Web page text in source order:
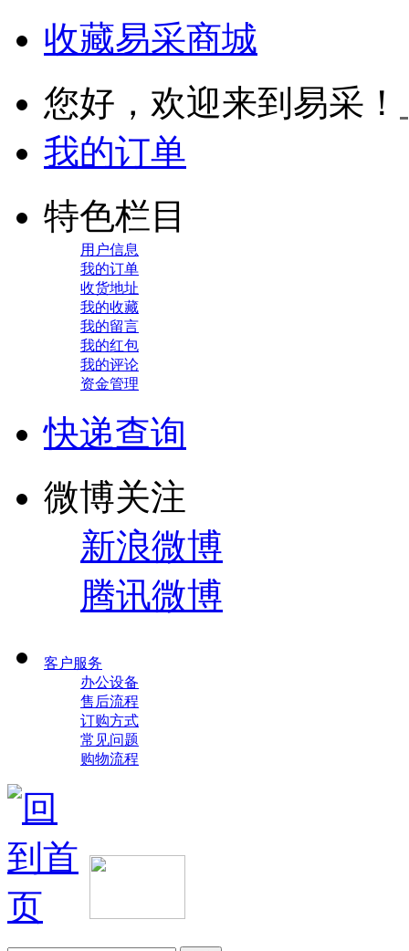
收藏易采商城
您好，欢迎来到易采！
我的订单
特色栏目
用户信息
我的订单
收货地址
我的收藏
我的留言
我的红包
我的评论
资金管理
快递查询
微博关注
新浪微博
腾讯微博
客户服务
办公设备
售后流程
订购方式
常见问题
购物流程